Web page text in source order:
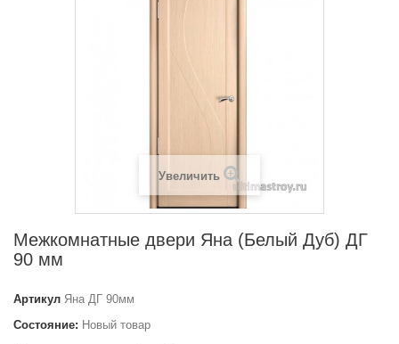
Увеличить
Межкомнатные двери Яна (Белый Дуб) ДГ
90 мм
Артикул Яна ДГ 90мм
Состояние: Новый товар